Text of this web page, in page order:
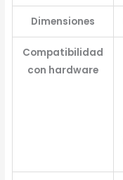
Dimensiones
Compatibilidad
con hardware